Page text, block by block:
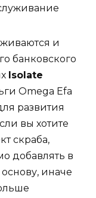
и
банковского
Isolate
Omega Efa
развития
вы хотите
скраба,
добавлять в
иначе